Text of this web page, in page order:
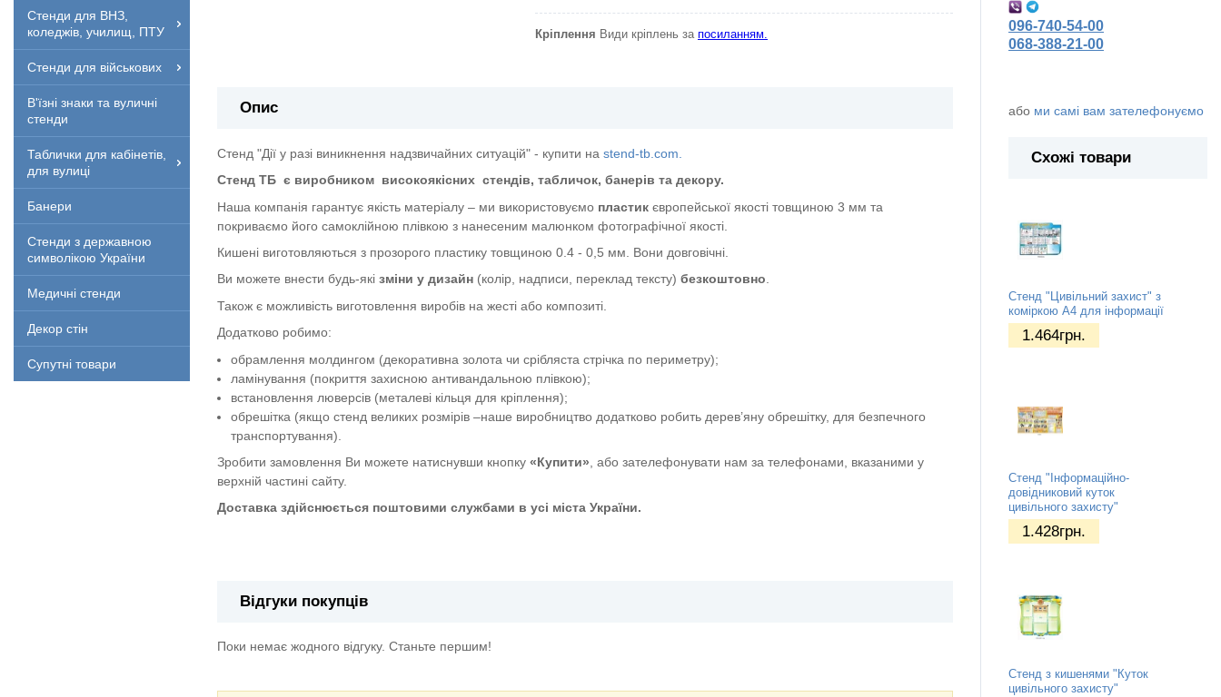
Стенди для ВНЗ,
коледжів, училищ, ПТУ
Стенди для військових
В'їзні знаки та вуличні
стенди
Таблички для кабінетів,
для вулиці
Банери
Стенди з державною
символікою України
Медичні стенди
Декор стін
Супутні товари
Кріплення Види кріплень за посиланням.
Опис
Стенд "Дії у разі виникнення надзвичайних ситуацій" - купити на stend-tb.com.
Стенд ТБ є виробником високоякісних стендів, табличок, банерів та декору.
Наша компанія гарантує якість матеріалу – ми використовуємо пластик європейської якості товщиною 3 мм та
покриваємо його самоклійною плівкою з нанесеним малюнком фотографічної якості.
Кишені виготовляються з прозорого пластику товщиною 0.4 - 0,5 мм. Вони довговічні.
Ви можете внести будь-які зміни у дизайн (колір, надписи, переклад тексту) безкоштовно.
Також є можливість виготовлення виробів на жесті або композиті.
Додатково робимо:
обрамлення молдингом (декоративна золота чи срібляста стрічка по периметру);
ламінування (покриття захисною антивандальною плівкою);
встановлення люверсів (металеві кільця для кріплення);
обрешітка (якщо стенд великих розмірів –наше виробництво додатково робить дерев’яну обрешітку, для безпечного
транспортування).
Зробити замовлення Ви можете натиснувши кнопку «Купити» , або зателефонувати нам за телефонами, вказаними у
верхній частині сайту.
Доставка здійснюється поштовими службами в усі міста України.
Відгуки покупців
Поки немає жодного відгуку. Станьте першим!
096-740-54-00
068-388-21-00
або ми самі вам зателефонуємо
Схожі товари
Стенд "Цивільний захист" з
коміркою А4 для інформації
1.464грн.
Стенд "Інформаційно-
довідниковий куток
цивільного захисту"
1.428грн.
Стенд з кишенями "Куток
цивільного захисту"